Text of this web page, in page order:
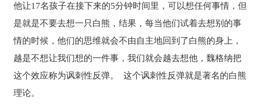
他让17名孩子在接下来的5分钟时间里，可以想任何事情，但
是就是不要去想一只白熊，结果，每当他们试着去想别的事
情的时候，他们的思维就会不由自主地回到了白熊的身上，
越是不想让我们想的一件事，我们就会越去想他，魏格纳把
这个效应称为讽刺性反弹。 这个讽刺性反弹就是著名的白熊
理论。